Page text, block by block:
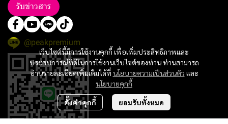
เว็บไซต์นี้มีการใช้งานคุกกี้ เพื่อเพิ่มประสิทธิภาพและ
ประสบการณ์ที่ดีในการใช้งานเว็บไซต์ของท่าน ท่านสามารถ
อ่านรายละเอียดเพิ่มเติมได้ที่ นโยบายความเป็นส่วนตัว และ
นโยบายคุกกี้
ตั้งค่าคุกกี้ ยอมรับทั้งหมด
รับข่าวสาร
@peakpremium